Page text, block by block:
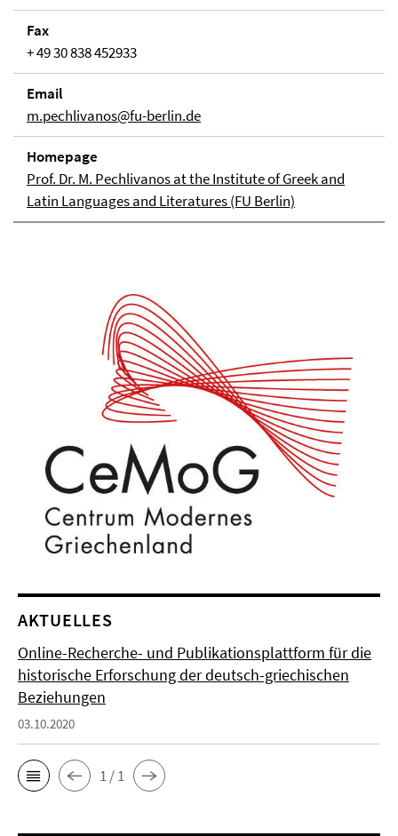
Fax
+ 49 30 838 452933
Email
m.pechlivanos@fu-berlin.de
Homepage
Prof. Dr. M. Pechlivanos at the Institute of Greek and
Latin Languages and Literatures (FU Berlin)
AKTUELLES
Online-Recherche- und Publikationsplattform für die
historische Erforschung der deutsch-griechischen
Beziehungen
03.10.2020
1 / 1